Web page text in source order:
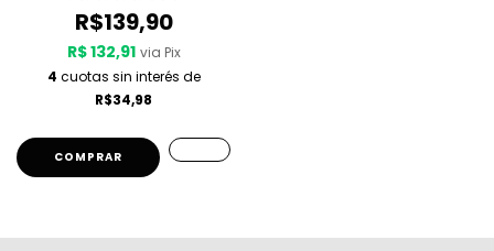
R$139,90
R$ 132,91 via Pix
4 cuotas sin interés de
R$34,98
COMPRAR